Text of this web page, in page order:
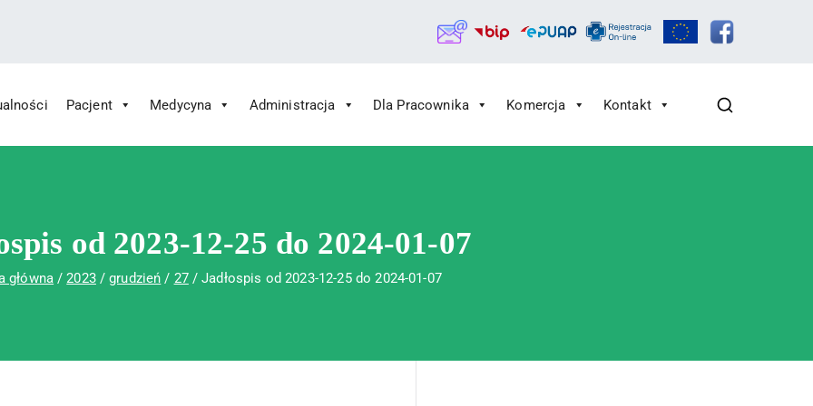
Św. Rafała w Czerwonej Górze
Rafała w Czerwonej Górze
Pacjent Medycyna Administracja Dla Pracownika Komercja Kontakt
od 2023-12-25 do 2024-01-07
główna 2023 grudzień 27 Jadłospis od 2023-12-25 do 2024-01-07